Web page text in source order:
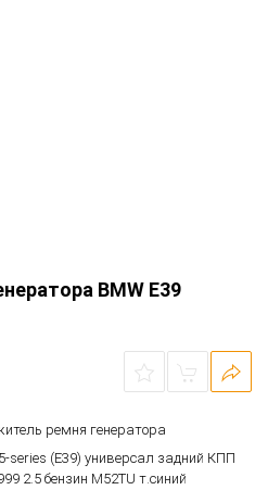
BMW E39
ремня генератора
series (E39) универсал задний КПП
2.5 бензин M52TU т.синий